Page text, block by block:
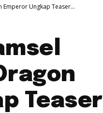
Ungkap Teaser...
Teaser